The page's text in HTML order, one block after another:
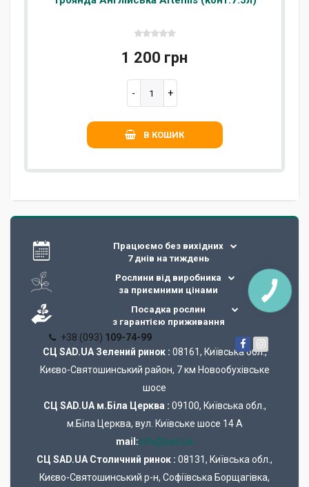
1 200 грн
В КОШИК
Працюємо без вихідних
7 днів на тиждень
Рослини від виробника
за приємними цінами
Посадка рослин
з гарантією приживання
+38 (093) 109-74-99
СЦ SAD.UA Зелений ринок : 08161, Київська обл.,
Києво-Святошинський район, 7 км Новообухівське
шосе
СЦ SAD.UA м.Біла Церква : 09100, Київська обл.,
м.Біла Церква, вул. Київське шосе 14 А
mail:info@sad.ua
СЦ SAD.UA Cтоличний ринок : 08131, Київська обл.,
Києво-Святошинський р-н, Софіївська Борщагівка,